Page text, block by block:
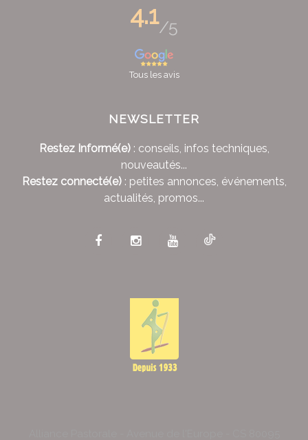
4.1/5
Tous les avis
NEWSLETTER
Restez Informé(e): conseils, infos techniques,
nouveautés...
Restez connecté(e): petites annonces, événements,
actualités, promos...